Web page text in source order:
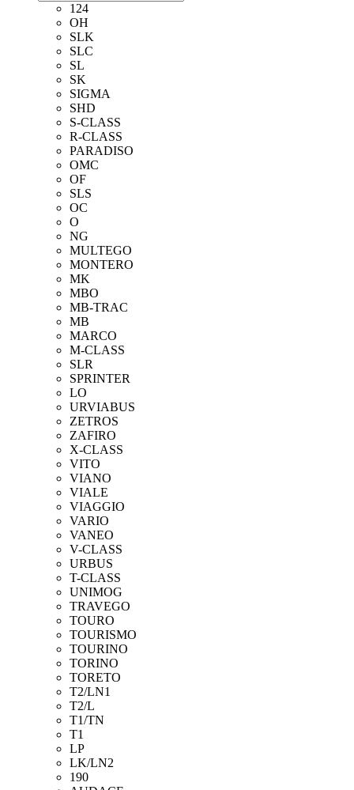
124
OH
SLK
SLC
SL
SK
SIGMA
SHD
S-CLASS
R-CLASS
PARADISO
OMC
OF
SLS
OC
O
NG
MULTEGO
MONTERO
MK
MBO
MB-TRAC
MB
MARCO
M-CLASS
SLR
SPRINTER
LO
URVIABUS
ZETROS
ZAFIRO
X-CLASS
VITO
VIANO
VIALE
VIAGGIO
VARIO
VANEO
V-CLASS
URBUS
T-CLASS
UNIMOG
TRAVEGO
TOURO
TOURISMO
TOURINO
TORINO
TORETO
T2/LN1
T2/L
T1/TN
T1
LP
LK/LN2
190